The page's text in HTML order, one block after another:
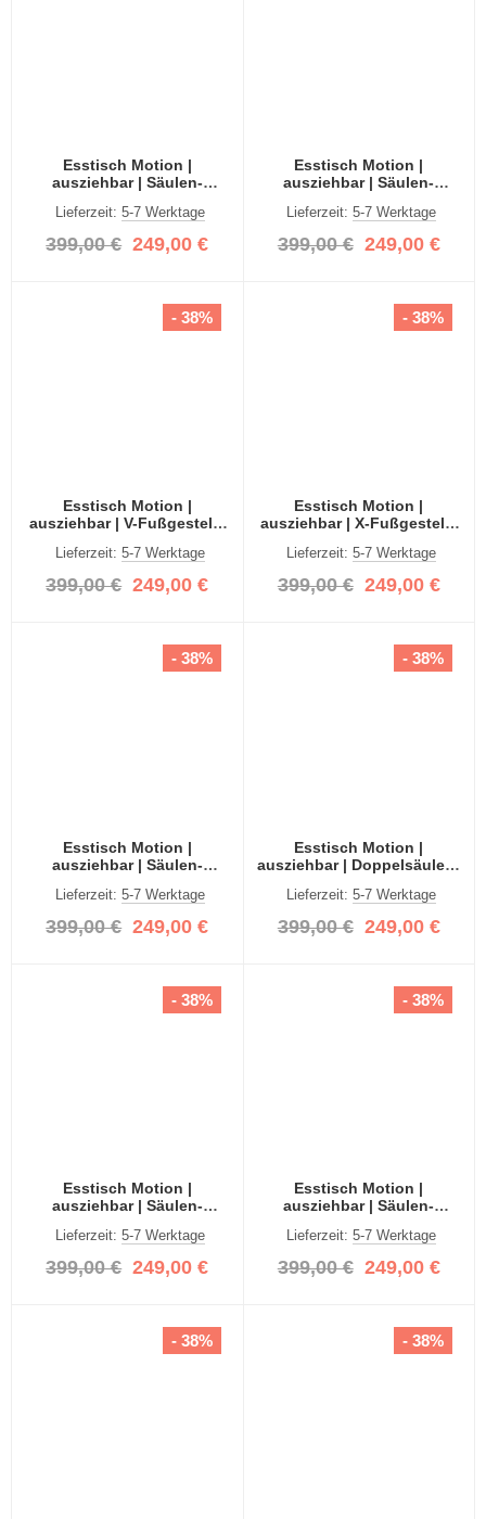
Esstisch Motion |
ausziehbar | Säulen-
150(190)x90
Lieferzeit: 5-7 Werktage
399,00 € 249,00 €
Esstisch Motion |
ausziehbar | Säulen-
150(190)x90
Lieferzeit:5-7 Werktage
399,00 € 249,00 €
Esstisch Motion |
ausziehbar | V-Fußgestell |
Lieferzeit: 5-7 Werktage
399,00 € 249,00 €
- 38%
Esstisch Motion |
ausziehbar | X-Fußgestell |
Lieferzeit:5-7 Werktage
399,00 € 249,00 €
- 38%
Esstisch Motion |
ausziehbar | Säulen-
150(190)x90
Lieferzeit: 5-7 Werktage
399,00 € 249,00 €
- 38%
Esstisch Motion |
ausziehbar | Doppelsäulen-
weiß | 150(190)x90
Lieferzeit:5-7 Werktage
399,00 € 249,00 €
- 38%
Esstisch Motion |
ausziehbar | Säulen-
weiß | 150(190)x90
Lieferzeit: 5-7 Werktage
399,00 € 249,00 €
- 38%
Esstisch Motion |
ausziehbar | Säulen-
weiß | 150(190)x90
Lieferzeit:5-7 Werktage
399,00 € 249,00 €
- 38%
- 38% - 38%